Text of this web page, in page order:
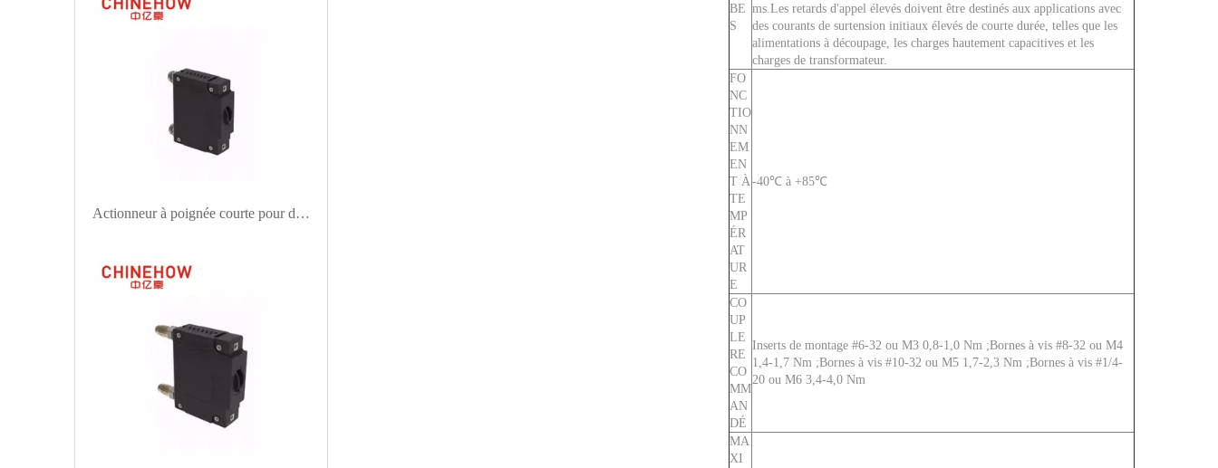
Actionneur à poignée courte pour disjoncteur magnétique hydraulique CVP-FR avec vis M5 1P
BE
S
ms.Les retards d'appel élevés doivent être destinés aux applications avec
des courants de surtension initiaux élevés de courte durée, telles que les
alimentations à découpage, les charges hautement capacitives et les
charges de transformateur.
FO
NC
TIO
NN
EM
EN
T À
TE
MP
ÉR
AT
UR
E
-40℃ à +85℃
CO
UP
LE
RE
CO
MM
AN
DÉ
Inserts de montage #6-32 ou M3 0,8-1,0 Nm ;Bornes à vis #8-32 ou M4
1,4-1,7 Nm ;Bornes à vis #10-32 ou M5 1,7-2,3 Nm ;Bornes à vis #1/4-
20 ou M6 3,4-4,0 Nm
MA
XI